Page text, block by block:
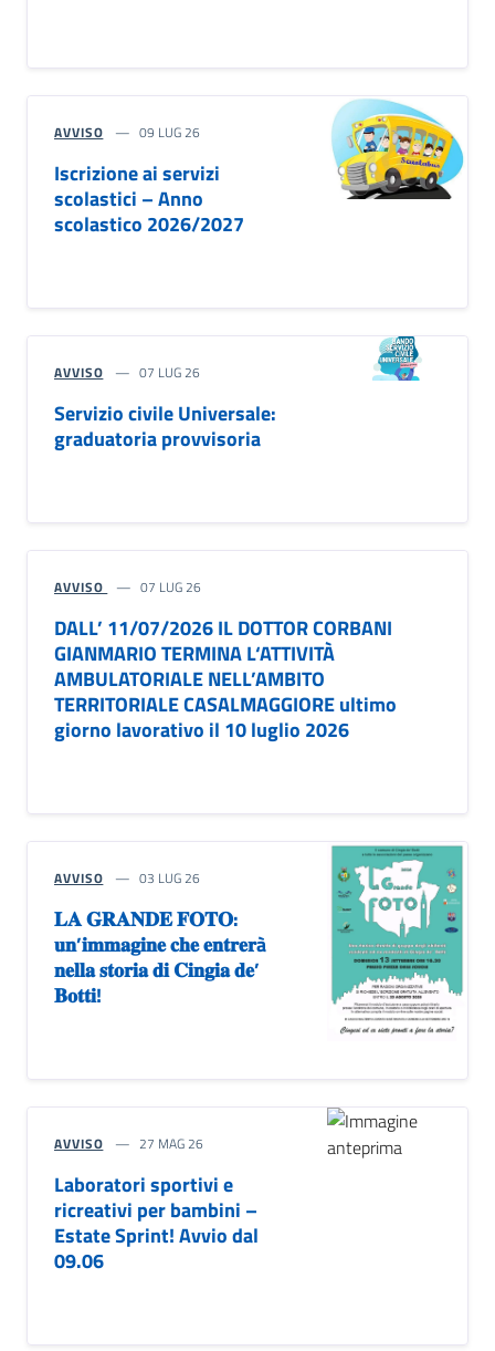
AVVISO 09 LUG 26
Iscrizione ai servizi
scolastici – Anno
scolastico 2026/2027
AVVISO 07 LUG 26
Servizio civile Universale:
graduatoria provvisoria
AVVISO 07 LUG 26
DALL’ 11/07/2026 IL DOTTOR CORBANI
GIANMARIO TERMINA L‘ATTIVITÀ
AMBULATORIALE NELL’AMBITO
TERRITORIALE CASALMAGGIORE ultimo
giorno lavorativo il 10 luglio 2026
AVVISO 03 LUG 26
𝐋𝐀 𝐆𝐑𝐀𝐍𝐃𝐄 𝐅𝐎𝐓𝐎:
𝐮𝐧’𝐢𝐦𝐦𝐚𝐠𝐢𝐧𝐞 𝐜𝐡𝐞 𝐞𝐧𝐭𝐫𝐞𝐫à
𝐧𝐞𝐥𝐥𝐚 𝐬𝐭𝐨𝐫𝐢𝐚 𝐝𝐢 𝐂𝐢𝐧𝐠𝐢𝐚 𝐝𝐞’
𝐁𝐨𝐭𝐭𝐢!
AVVISO 27 MAG 26
Laboratori sportivi e
ricreativi per bambini –
Estate Sprint! Avvio dal
09.06